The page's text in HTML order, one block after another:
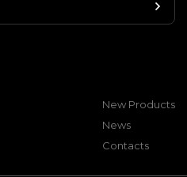
New Products
News
Contacts